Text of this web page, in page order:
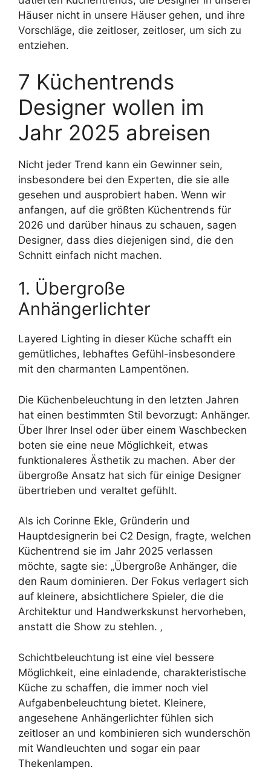
Häuser nicht in unsere Häuser gehen, und ihre
Vorschläge, die zeitloser, zeitloser, um sich zu
entziehen.
7 Küchentrends
Designer wollen im
Jahr 2025 abreisen
Nicht jeder Trend kann ein Gewinner sein,
insbesondere bei den Experten, die sie alle
gesehen und ausprobiert haben. Wenn wir
anfangen, auf die größten Küchentrends für
2026 und darüber hinaus zu schauen, sagen
Designer, dass dies diejenigen sind, die den
Schnitt einfach nicht machen.
1. Übergroße
Anhängerlichter
Layered Lighting in dieser Küche schafft ein
gemütliches, lebhaftes Gefühl-insbesondere
mit den charmanten Lampentönen.
Die Küchenbeleuchtung in den letzten Jahren
hat einen bestimmten Stil bevorzugt: Anhänger.
Über Ihrer Insel oder über einem Waschbecken
boten sie eine neue Möglichkeit, etwas
funktionaleres Ästhetik zu machen. Aber der
übergroße Ansatz hat sich für einige Designer
übertrieben und veraltet gefühlt.
Als ich Corinne Ekle, Gründerin und
Hauptdesignerin bei C2 Design, fragte, welchen
Küchentrend sie im Jahr 2025 verlassen
möchte, sagte sie: „Übergroße Anhänger, die
den Raum dominieren. Der Fokus verlagert sich
auf kleinere, absichtlichere Spieler, die die
Architektur und Handwerkskunst hervorheben,
anstatt die Show zu stehlen. ‚
Schichtbeleuchtung ist eine viel bessere
Möglichkeit, eine einladende, charakteristische
Küche zu schaffen, die immer noch viel
Aufgabenbeleuchtung bietet. Kleinere,
angesehene Anhängerlichter fühlen sich
zeitloser an und kombinieren sich wunderschön
mit Wandleuchten und sogar ein paar
Thekenlampen.